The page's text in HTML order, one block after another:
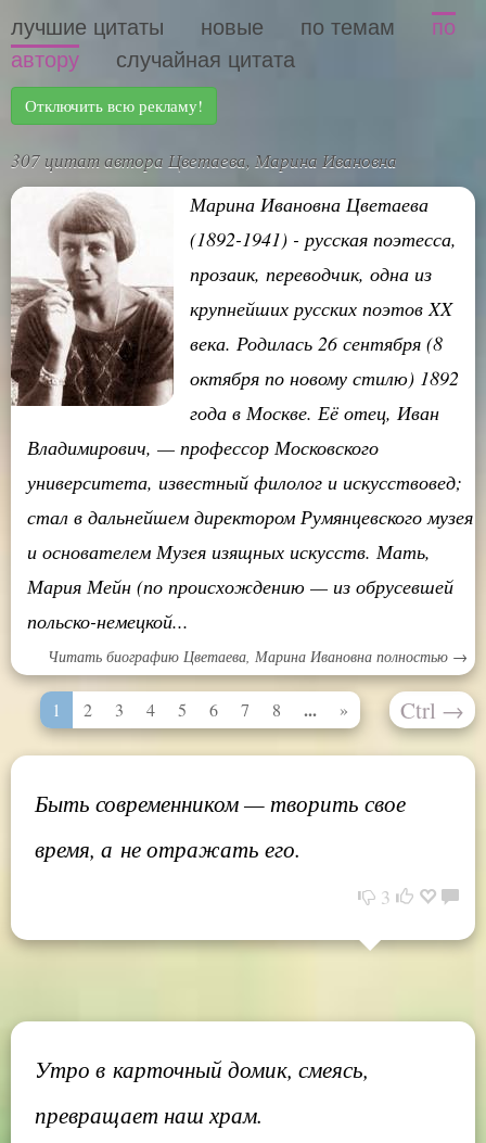
лучшие цитаты новые по темам
по
автору
случайная цитата
Отключить всю рекламу!
307 цитат автора Цветаева, Марина Ивановна
Марина Ивановна Цветаева
(1892-1941) - русская поэтесса,
прозаик, переводчик, одна из
крупнейших русских поэтов XX
века. Родилась 26 сентября (8
октября по новому стилю) 1892
года в Москве. Её отец, Иван
Владимирович, — профессор Московского
университета, известный филолог и искусствовед;
стал в дальнейшем директором Румянцевского музея
и основателем Музея изящных искусств. Мать,
Мария Мейн (по происхождению — из обрусевшей
польско-немецкой...
Читать биографию Цветаева, Марина Ивановна полностью →
1 2 3 4 5 6 7 8 ... » Ctrl →
Быть современником — творить свое
время, а не отражать его.
3
Утро в карточный домик, смеясь,
превращает наш храм.